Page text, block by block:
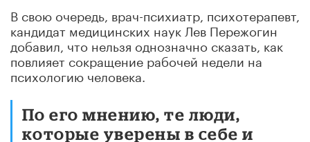
В свою очередь, врач-психиатр, психотерапевт,
кандидат медицинских наук Лев Пережогин
добавил, что нельзя однозначно сказать, как
повлияет сокращение рабочей недели на
психологию человека.
По его мнению, те люди,
которые уверены в себе и